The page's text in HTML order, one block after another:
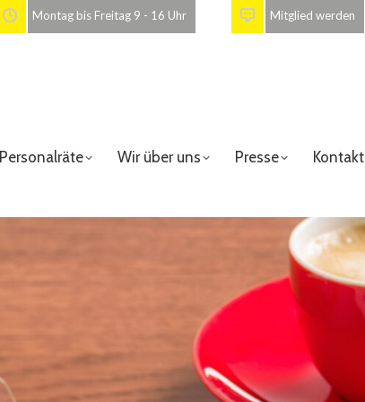
Montag bis Freitag 9 - 16 Uhr Mitglied werden
Personalräte Wir über uns Presse Kontakt